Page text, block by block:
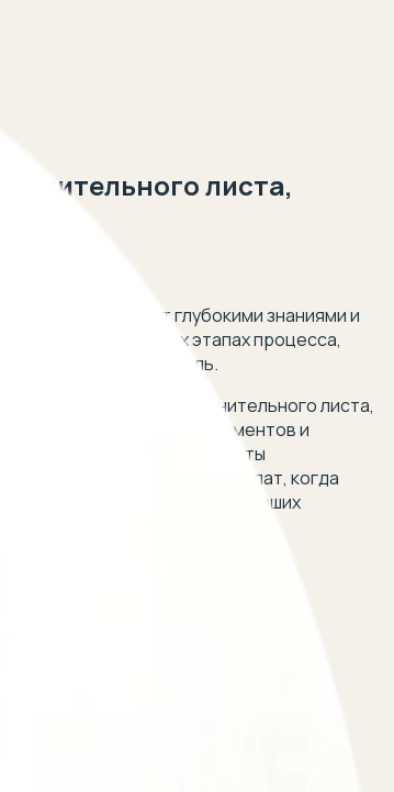
листа,
обладают глубокими знаниями и
на всех этапах процесса,
— наша главная цель.
на основании исполнительного листа,
вопросах получения алиментов и
лет. Кроме того, наши юристы
проблем с задержкой выплат, когда
помощи и защиты ваших